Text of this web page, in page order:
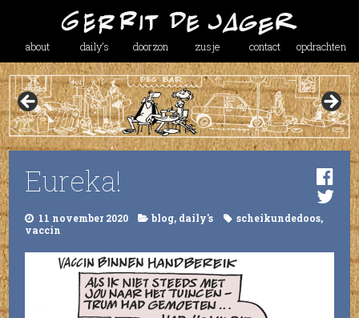
about daily’s doorzon zusje contact opdrachten
Eureka!
11 november 2020 blog, daily's scheikundedoos,
vaccin